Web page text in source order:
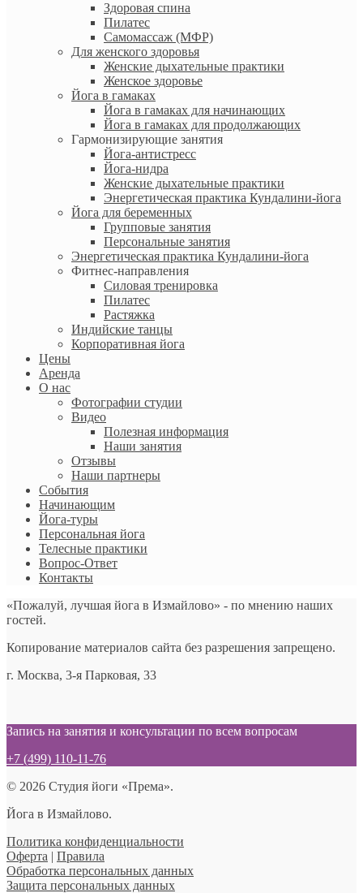
Здоровая спина
Пилатес
Самомассаж (МФР)
Для женского здоровья
Женские дыхательные практики
Женское здоровье
Йога в гамаках
Йога в гамаках для начинающих
Йога в гамаках для продолжающих
Гармонизирующие занятия
Йога-антистресс
Йога-нидра
Женские дыхательные практики
Энергетическая практика Кундалини-йога
Йога для беременных
Групповые занятия
Персональные занятия
Энергетическая практика Кундалини-йога
Фитнес-направления
Силовая тренировка
Пилатес
Растяжка
Индийские танцы
Корпоративная йога
Цены
Аренда
О нас
Фотографии студии
Видео
Полезная информация
Наши занятия
Отзывы
Наши партнеры
События
Начинающим
Йога-туры
Персональная йога
Телесные практики
Вопрос-Ответ
Контакты
«Пожалуй, лучшая йога в Измайлово» - по мнению наших
гостей.
Копирование материалов сайта без разрешения запрещено.
г. Москва, 3-я Парковая, 33
Запись на занятия и консультации по всем вопросам
+7 (499) 110-11-76
© 2026 Студия йоги «Према».
Йога в Измайлово.
Политика конфиденциальности
Оферта | Правила
Обработка персональных данных
Защита персональных данных